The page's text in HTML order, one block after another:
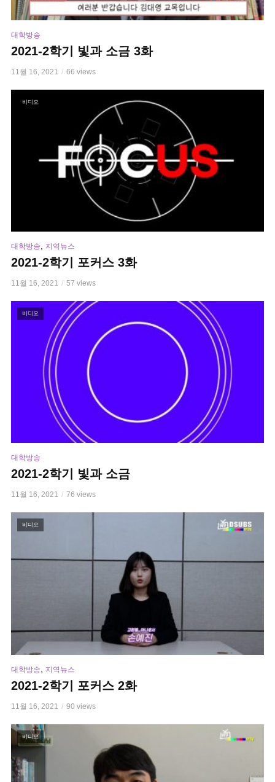
대학방송
2021-2학기 빛과 소금 3화
11월 16, 2021 66 views
비디오
대학방송, 지역뉴스
2021-2학기 포커스 3화
11월 16, 2021 57 views
비디오
대학방송
2021-2학기 빛과 소금
11월 16, 2021 76 views
비디오
대학방송 지역뉴스
2021-2학기 포커스 2화
11월 16, 2021 90 views
비디오